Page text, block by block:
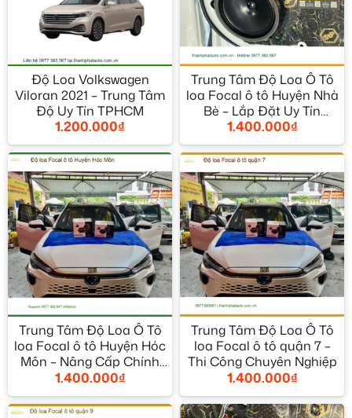
Độ Loa Volkswagen
Viloran 2021 – Trung Tâm
Độ Uy Tín TPHCM
1.200.000₫
Trung Tâm Độ Loa Ô Tô
loa Focal ô tô Huyện Nhà
Bè – Lắp Đặt Uy Tín
TPHCM
1.400.000₫
Trung Tâm Độ Loa Ô Tô
loa Focal ô tô Huyện Hóc
Môn – Nâng Cấp Chính
Hãng
1.400.000₫
Trung Tâm Độ Loa Ô Tô
loa Focal ô tô quận 7 –
Thi Công Chuyên Nghiệp
1.400.000₫